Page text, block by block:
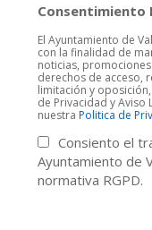
Consentimiento
El Ayuntamiento de
con la finalidad de
noticias,
derechos de acceso,
limitación y
de Privacidad y Aviso
nuestra Politica de
Consiento el
Ayuntamiento de
normativa RGPD.